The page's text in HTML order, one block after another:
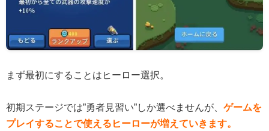
まず最初にすることはヒーロー選択。
初期ステージでは”勇者見習い”しか選べませんが、 ゲームを
プレイすることで使えるヒーローが増えていきます。